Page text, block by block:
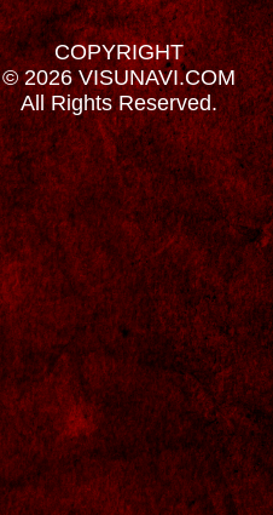
COPYRIGHT
© 2026 VISUNAVI.COM
All Rights Reserved.